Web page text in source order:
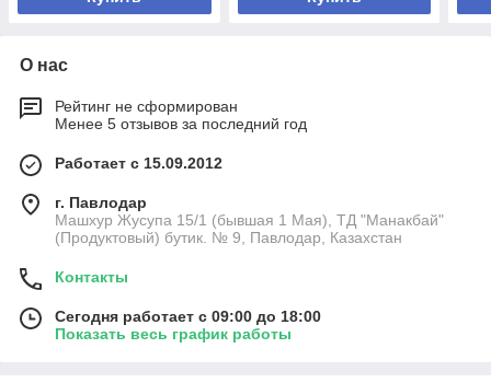
О нас
Рейтинг не сформирован
Менее 5 отзывов за последний год
Работает с 15.09.2012
г. Павлодар
Машхур Жусупа 15/1 (бывшая 1 Мая), ТД "Манакбай"
(Продуктовый) бутик. № 9, Павлодар, Казахстан
Контакты
Сегодня работает с 09:00 до 18:00
Показать весь график работы